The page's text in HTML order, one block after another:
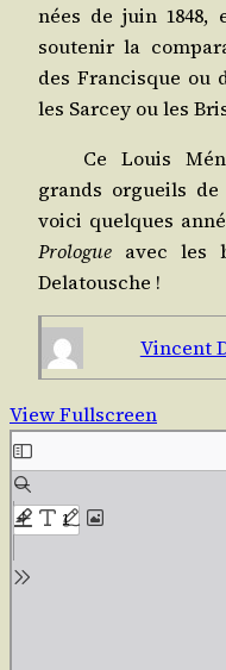
nées de juin
sou­te­nir la
des Fran­cisque ou
les Sar­cey ou les
Ce Louis
grands orgueils
voi­ci quelques
Pro­logue avec les
Delatousche !
Vincent
View Fullscreen